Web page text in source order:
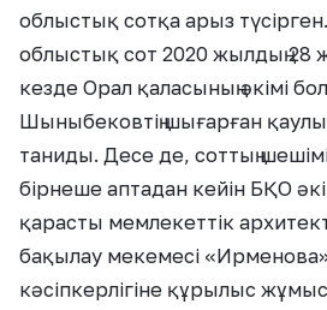
облыстық сотқа арыз
облыстық сот 2020 жылдың 28
кезде Орал қаласының әкімі
Шыныбековтің шығарған
таниды. Десе де, соттың
бірнеше аптадан кейін БҚО
қарасты мемлекеттік
бақылау мекемесі
кәсіпкерлігіне құрылыс